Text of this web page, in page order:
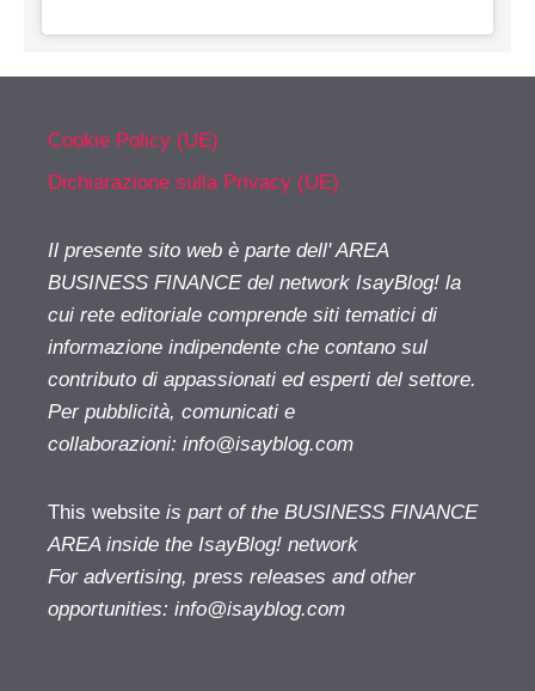
Cookie Policy (UE)
Dichiarazione sulla Privacy (UE)
Il presente sito web è parte dell' AREA
BUSINESS FINANCE del network IsayBlog! la
cui rete editoriale comprende siti tematici di
informazione indipendente che contano sul
contributo di appassionati ed esperti del settore.
Per pubblicità, comunicati e
collaborazioni: info@isayblog.com
This website is part of the BUSINESS FINANCE
AREA inside the IsayBlog! network
For advertising, press releases and other
opportunities: info@isayblog.com